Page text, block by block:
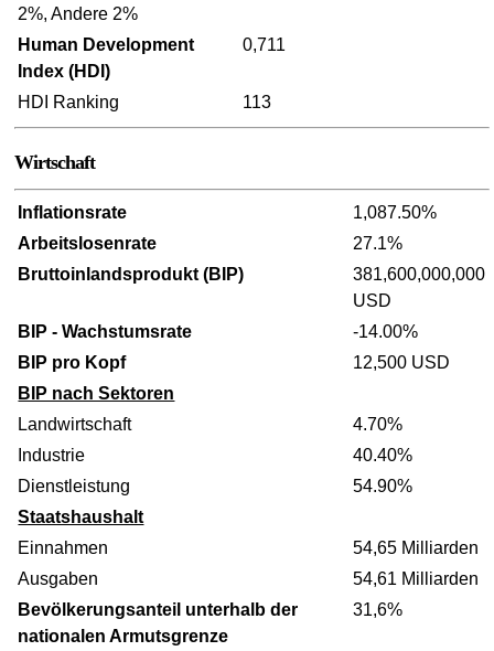
2%, Andere 2%
Human Development
Index (HDI)
0,711
HDI Ranking 113
Wirtschaft
Inflationsrate
1,087.50%
Arbeitslosenrate
27.1%
Bruttoinlandsprodukt (BIP)
381,600,000,000
USD
BIP - Wachstumsrate
-14.00%
BIP pro Kopf
12,500 USD
BIP nach Sektoren
Landwirtschaft
4.70%
Industrie
40.40%
Dienstleistung
54.90%
Staatshaushalt
Einnahmen
54,65 Milliarden
Ausgaben
54,61 Milliarden
Bevölkerungsanteil unterhalb der
nationalen Armutsgrenze
31,6%